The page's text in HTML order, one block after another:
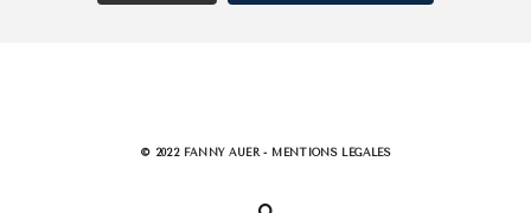
© 2022 FANNY AUER - MENTIONS LÉGALES